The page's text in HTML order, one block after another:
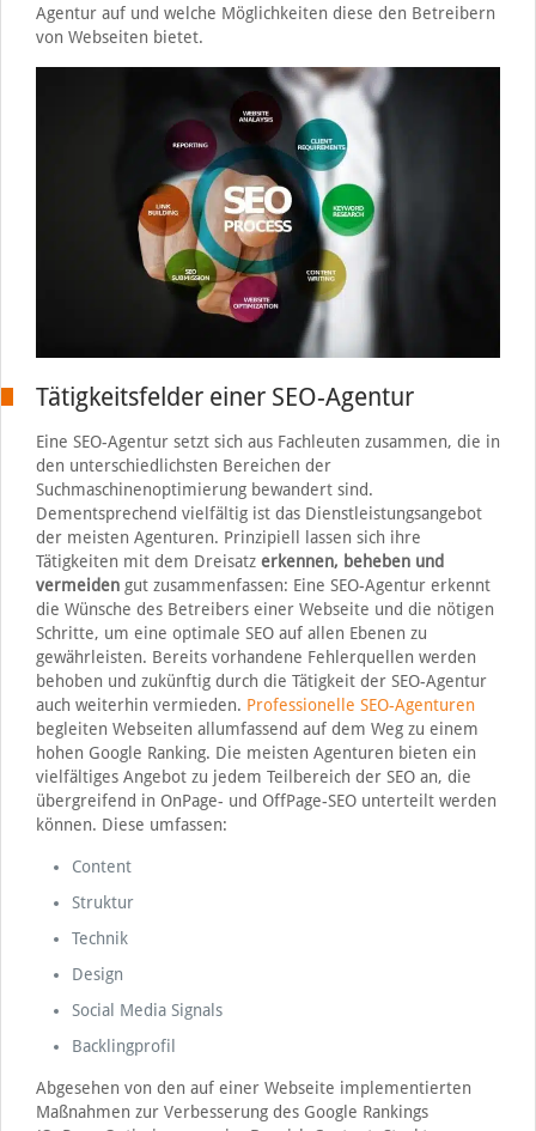
Agentur auf und welche Möglichkeiten diese den Betreibern
von Webseiten bietet.
Tätigkeitsfelder einer SEO-Agentur
Eine SEO-Agentur setzt sich aus Fachleuten zusammen, die in
den unterschiedlichsten Bereichen der
Suchmaschinenoptimierung bewandert sind.
Dementsprechend vielfältig ist das Dienstleistungsangebot
der meisten Agenturen. Prinzipiell lassen sich ihre
Tätigkeiten mit dem Dreisatz erkennen, beheben und
vermeidengut zusammenfassen: Eine SEO-Agentur erkennt
die Wünsche des Betreibers einer Webseite und die nötigen
Schritte, um eine optimale SEO auf allen Ebenen zu
gewährleisten. Bereits vorhandene Fehlerquellen werden
behoben und zukünftig durch die Tätigkeit der SEO-Agentur
auch weiterhin vermieden. Professionelle SEO-Agenturen
begleiten Webseiten allumfassend auf dem Weg zu einem
hohen Google Ranking. Die meisten Agenturen bieten ein
vielfältiges Angebot zu jedem Teilbereich der SEO an, die
übergreifend in OnPage- und OffPage-SEO unterteilt werden
können. Diese umfassen:
Content
Struktur
Technik
Design
Social Media Signals
Backlingprofil
Abgesehen von den auf einer Webseite implementierten
Maßnahmen zur Verbesserung des Google Rankings